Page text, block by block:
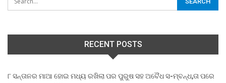
RECENT POSTS
୮ ସନ୍ତାନର ମାଆ ହୋଇ ମଧ୍ୟ ରଖିଲା ପର ପୁରୁଷ ସହ ଅବୈଧ ସ-ମ୍ବନ୍ଧ,ତା ପରେ